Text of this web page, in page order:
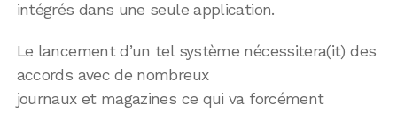
intégrés dans une seule application.
Le lancement d’un tel système nécessitera(it) des
accords avec de nombreux
journaux et magazines ce qui va forcément